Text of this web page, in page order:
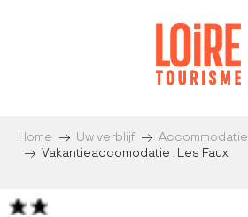
Home Uw verblijf Accommodatie
Vakantieaccomodatie . Les Faux